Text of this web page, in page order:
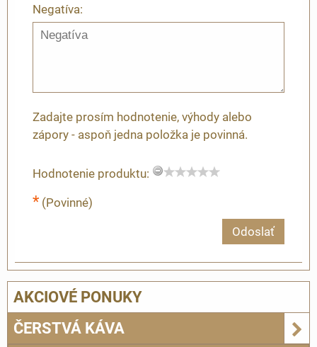
Negatíva:
Zadajte prosím hodnotenie, výhody alebo
zápory - aspoň jedna položka je povinná.
Hodnotenie produktu:
* (Povinné)
Odoslať
AKCIOVÉ PONUKY
ČERSTVÁ KÁVA